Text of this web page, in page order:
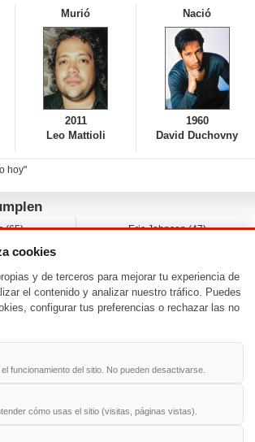
Murió
2011
Leo Mattioli
Nació
1960
David Duchovny
hoy"
(65)
(-)
(51)
(65)
Eric Johnson (47)
Wayne Knight (71)
Michael Shannon (52)
en la fecha
cookies
y de terceros para mejorar tu experiencia de
el contenido y analizar nuestro tráfico. Puedes
configurar tus preferencias o rechazar las no
funcionamiento del sitio. No pueden desactivarse.
cómo usas el sitio (visitas, páginas vistas).